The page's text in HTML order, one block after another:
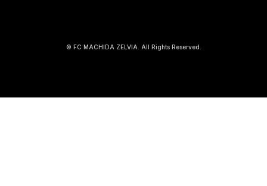
© FC MACHIDA ZELVIA. All Rights Reserved.